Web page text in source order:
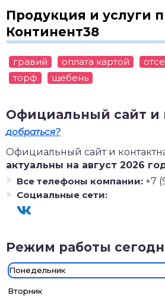
Продукция и услуги
Континент38
гравий оплата картой
торф
щебень
Официальный сайт и
добраться?
Официальный сайт и
актуальны на август 2026
Все телефоны компании: +7
Социальные сети:
Режим работы
Понедельник
Вторник